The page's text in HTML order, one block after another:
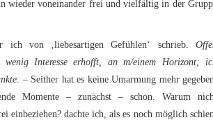
wieder voneinander frei und vielfältig in der
von ‚liebesartigen Gefühlen‘ schrieb.
Interesse erhofft, an m/einem Horizont;
. – Seither hat es keine Umarmung mehr gegeben.
Momente – zunächst – schon. Warum
einbeziehen? dachte ich, als es noch möglich schien.